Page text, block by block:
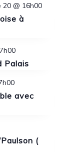
20 @ 16h00
à
Palais
avec
(